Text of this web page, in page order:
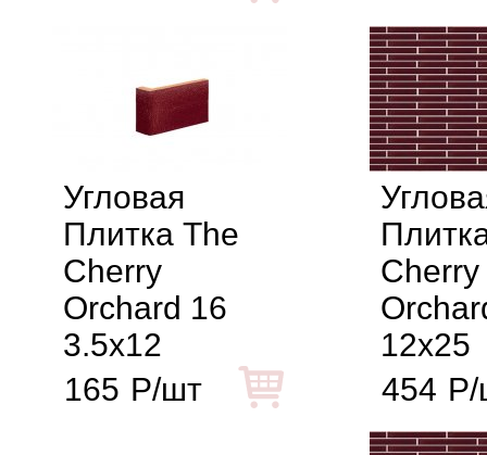
Угловая
Плитка The
Cherry
Orchard 16
3.5x12
165 Р/шт
Cherry
12x25
454 Р/